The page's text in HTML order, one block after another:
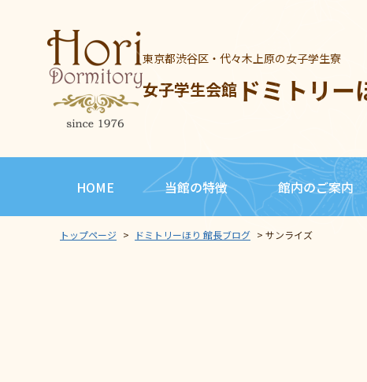
東京都渋谷区・代々木上原の女子学生寮
女子学生会館 ドミトリー
HOME 当館の特徴 館内のご案内
トップページ > ドミトリーほり 館長ブログ > サンライズ